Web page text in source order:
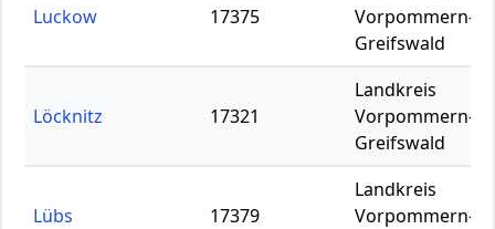
Luckow 17375
Vorpommern-
Greifswald
Löcknitz 17321
Landkreis
Vorpommern-
Greifswald
Lübs 17379
Landkreis
Vorpommern-